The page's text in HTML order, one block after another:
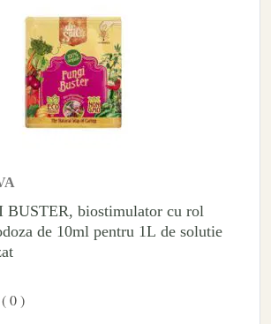
BUSTER, biostimulator cu rol
de 10ml pentru 1L de solutie
( 0 )